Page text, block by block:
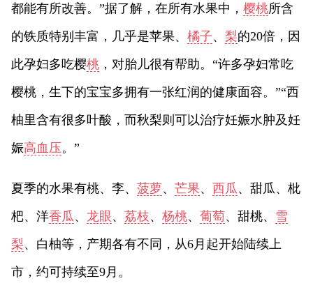
都能有所改善。”据了解，在所有水果中， 樱桃所含
的铁质特别丰富，几乎是苹果、 橘子、 梨的20倍，因
此孕妇多吃樱桃 ，对胎儿很有帮助。“许多孕妇常吃
樱桃，生下的宝宝多拥有一张红润的健康面容。”“西
柚里含有很多叶酸，而秋梨则可以治疗妊娠水肿及妊
娠高血压。”
夏季的水果有桃、李、 菠萝、 芒果、 西瓜 、甜瓜、枇
杷、洋香瓜 、 龙眼、 荔枝、 杨桃、 葡萄、甜桃、 雪
梨、白柚等，产期各有不同，从6月起开始陆续上
市，约可持续至9月。